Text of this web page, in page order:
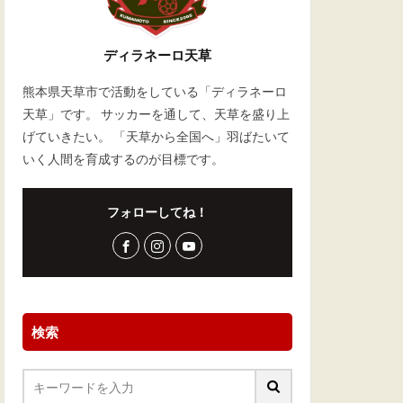
ディラネーロ天草
熊本県天草市で活動をしている「ディラネーロ
天草」です。 サッカーを通して、天草を盛り上
げていきたい。 「天草から全国へ」羽ばたいて
いく人間を育成するのが目標です。
フォローしてね！
検索